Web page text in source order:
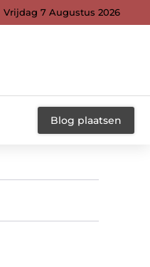
Vrijdag 7 Augustus 2026
Blog plaatsen